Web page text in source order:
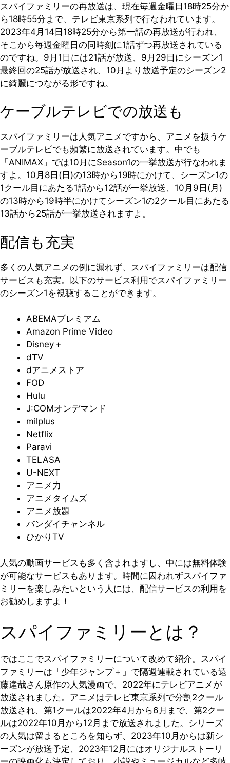
スパイファミリーの再放送は、現在毎週金曜日18時25分か
ら18時55分まで、テレビ東京系列で行なわれています。
2023年4月14日18時25分から第一話の再放送が行われ、
そこから毎週金曜日の同時刻に1話ずつ再放送されている
のですね。9月1日には21話が放送、9月29日にシーズン1
最終回の25話が放送され、10月より放送予定のシーズン2
に綺麗につながる形ですね。
ケーブルテレビでの放送も
スパイファミリーは人気アニメですから、アニメを扱うケ
ーブルテレビでも頻繁に放送されています。中でも
「ANIMAX」では10月にSeason1の一挙放送が行なわれま
すよ。10月8日(日)の13時から19時にかけて、シーズン1の
1クール目にあたる1話から12話が一挙放送、10月9日(月)
の13時から19時半にかけてシーズン1の2クール目にあたる
13話から25話が一挙放送されますよ。
配信も充実
多くの人気アニメの例に漏れず、スパイファミリーは配信
サービスも充実。以下のサービス利用でスパイファミリー
のシーズン1を視聴することができます。
ABEMAプレミアム
Amazon Prime Video
Disney＋
dTV
dアニメストア
FOD
Hulu
J:COMオンデマンド
milplus
Netflix
Paravi
TELASA
U-NEXT
アニメ力
アニメタイムズ
アニメ放題
バンダイチャンネル
ひかりTV
人気の動画サービスも多く含まれますし、中には無料体験
が可能なサービスもあります。時間に囚われずスパイファ
ミリーを楽しみたいという人には、配信サービスの利用を
お勧めしますよ！
スパイファミリーとは？
ではここでスパイファミリーについて改めて紹介。スパイ
ファミリーは「少年ジャンプ＋」で隔週連載されている遠
藤達哉さん原作の人気漫画で、2022年にテレビアニメが
放送されました。アニメはテレビ東京系列で分割2クール
放送され、第1クールは2022年4月から6月まで、第2クー
ルは2022年10月から12月まで放送されました。シリーズ
の人気は留まるところを知らず、2023年10月からは新シ
ーズンが放送予定、2023年12月にはオリジナルストーリ